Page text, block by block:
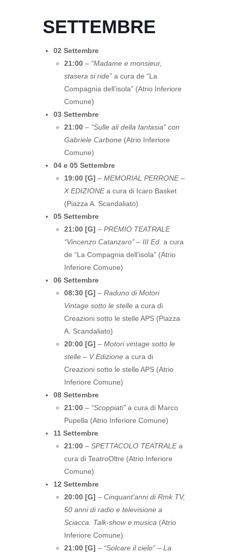
SETTEMBRE
02 Settembre
21:00 – “Madame e monsieur,
stasera si ride” a cura de “La
Compagnia dell’isola” (Atrio Inferiore
Comune)
03 Settembre
21:00 – “Sulle ali della fantasia” con
Gabriele Carbone (Atrio Inferiore
Comune)
04 e 05 Settembre
19:00 [G] – MEMORIAL PERRONE –
X EDIZIONEa cura di Icaro Basket
(Piazza A. Scandaliato)
05 Settembre
21:00 [G] – PREMIO TEATRALE
“Vincenzo Catanzaro” – III Ed. a cura
de “La Compagnia dell’isola” (Atrio
Inferiore Comune)
06 Settembre
08:30 [G] – Raduno di Motori
Vintage sotto le stelle a cura di
Creazioni sotto le stelle APS (Piazza
A. Scandaliato)
20:00 [G] – Motori vintage sotto le
stelle – V Edizione a cura di
Creazioni sotto le stelle APS (Atrio
Inferiore Comune)
08 Settembre
21:00 – “Scoppiati” a cura di Marco
Pupella (Atrio Inferiore Comune)
11 Settembre
21:00 – SPETTACOLO TEATRALEa
cura di TeatroOltre (Atrio Inferiore
Comune)
12 Settembre
20:00 [G] – Cinquant’anni di Rmk TV,
50 anni di radio e televisione a
Sciacca. Talk-show e musica (Atrio
Inferiore Comune)
21:00 [G] – “Solcare il cielo” – La